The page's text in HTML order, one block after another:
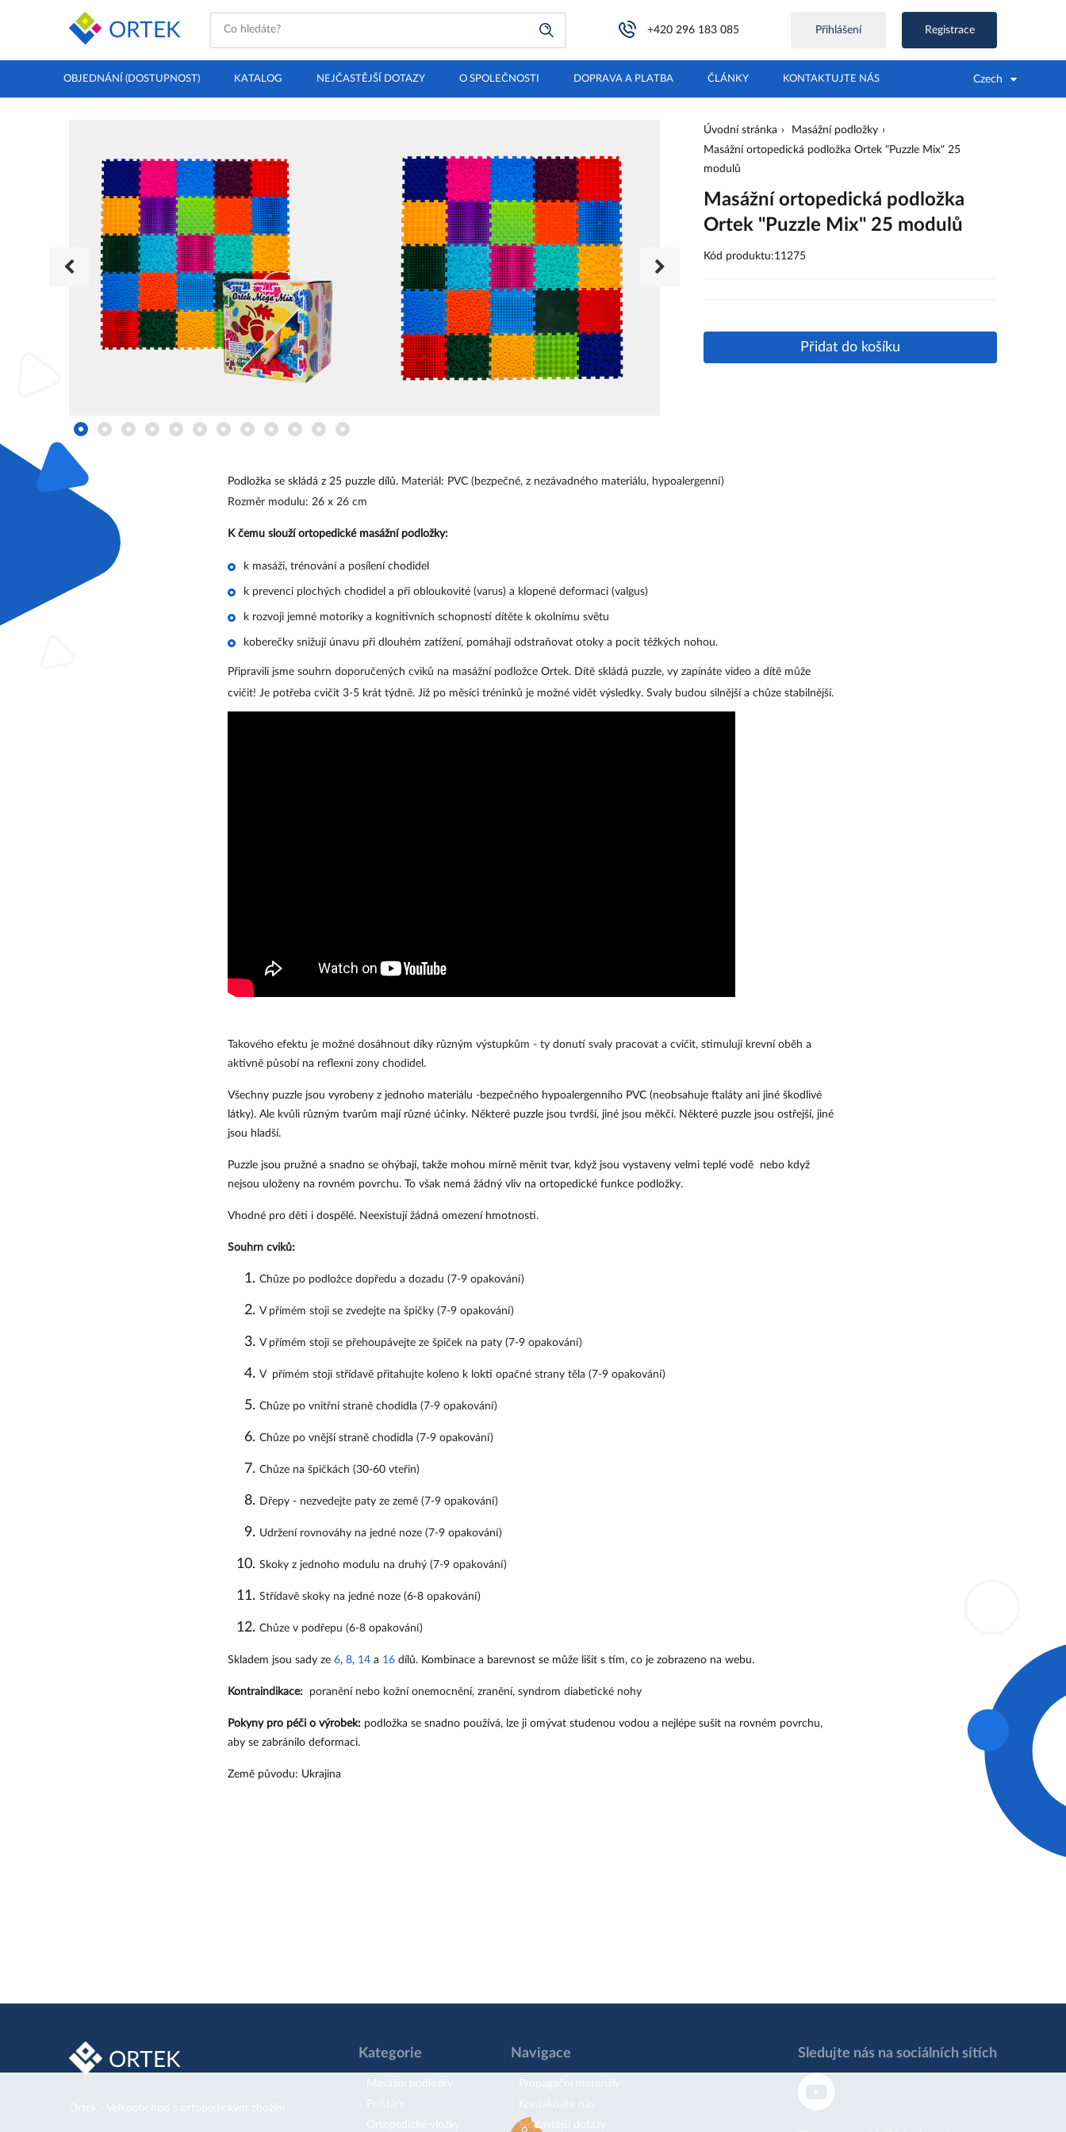
ORTEK +420 296 183 085 Přihlášení Registrace
OBJEDNÁNÍ (DOSTUPNOST) KATALOG NEJČASTĚJŠÍ DOTAZY O SPOLEČNOSTI DOPRAVA A PLATBA ČLÁNKY KONTAKTUJTE NÁS Czech
Úvodní stránka
Masážní podložky
Masážní ortopedická podložka Ortek "Puzzle Mix" 25
modulů
Masážní ortopedická podložka
Ortek "Puzzle Mix" 25 modulů
Kód produktu:11275
Přidat do košíku
Podložka se skládá z 25 puzzle dílů. Materiál: PVC (bezpečné, z nezávadného materiálu, hypoalergenní)
Rozměr modulu: 26 x 26 cm
K čemu slouží ortopedické masážní podložky:
k masáži, trénování a posílení chodidel
k prevenci plochých chodidel a při obloukovité (varus) a klopené deformaci (valgus)
k rozvoji jemné motoriky a kognitivních schopností dítěte k okolnímu světu
koberečky snižují únavu při dlouhém zatížení, pomáhají odstraňovat otoky a pocit těžkých nohou.
Připravili jsme souhrn doporučených cviků na masážní podložce Ortek. Dítě skládá puzzle, vy zapínáte video a dítě může
cvičit! Je potřeba cvičit 3-5 krát týdně. Již po měsíci tréninků je možné vidět výsledky. Svaly budou silnější a chůze stabilnější.
Takového efektu je možné dosáhnout díky různým výstupkům - ty donutí svaly pracovat a cvičit, stimulují krevní oběh a
aktivně působí na reflexni zony chodidel.
Všechny puzzle jsou vyrobeny z jednoho materiálu -bezpečného hypoalergenního PVC (neobsahuje ftaláty ani jiné škodlivé
látky). Ale kvůli různým tvarům mají různé účinky. Některé puzzle jsou tvrdší, jiné jsou měkčí. Některé puzzle jsou ostřejší, jiné
jsou hladší.
Puzzle jsou pružné a snadno se ohýbají, takže mohou mírně měnit tvar, když jsou vystaveny velmi teplé vodě nebo když
nejsou uloženy na rovném povrchu. To však nemá žádný vliv na ortopedické funkce podložky.
Vhodné pro děti i dospělé. Neexistují žádná omezení hmotnosti.
Souhrn cviků:
Chůze po podložce dopředu a dozadu (7-9 opakování)
V přímém stoji se zvedejte na špičky (7-9 opakování)
V přímém stoji se přehoupávejte ze špiček na paty (7-9 opakování)
V  přímém stoji střídavě přitahujte koleno k lokti opačné strany těla (7-9 opakování)
Chůze po vnitřní straně chodidla (7-9 opakování)
Chůze po vnější straně chodidla (7-9 opakování)
Chůze na špičkách (30-60 vteřin)
Dřepy - nezvedejte paty ze země (7-9 opakování)
Udržení rovnováhy na jedné noze (7-9 opakování)
Skoky z jednoho modulu na druhý (7-9 opakování)
Střídavě skoky na jedné noze (6-8 opakování)
Chůze v podřepu (6-8 opakování)
Skladem jsou sady ze 6, 8, 14 a 16 dílů. Kombinace a barevnost se může lišit s tím, co je zobrazeno na webu.
Kontraindikace: poranění nebo kožní onemocnění, zranění, syndrom diabetické nohy
Pokyny pro péči o výrobek: podložka se snadno používá, lze ji omývat studenou vodou a nejlépe sušit na rovném povrchu,
aby se zabránilo deformaci.
Země původu: Ukrajina
ORTEK
Ortek - Velkoobchod s ortopedickým zbožím
Kategorie
Masážní podložky
Polštáře
Ortopedické vložky
Navigace
Propagační materiály
Kontaktujte nás
Nejčastější dotazy
Sledujte nás na sociálních sítích